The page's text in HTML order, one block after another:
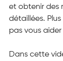
et obtenir des
détaillées.
pas vous aider
Dans cette